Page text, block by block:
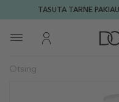
TASUTA TARNE